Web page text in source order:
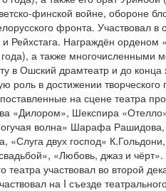
финской войне, обороне
фронта. Участвовал в
Награждён орденом
а также многочисленными
в Ошский драмтеатр и до конца
роль в достижении
на сцене театра
«Дилором», Шекспира
волна» Шарафа
двух господ»
«Любовь, джаз и
участвовал во второй
на I съезде